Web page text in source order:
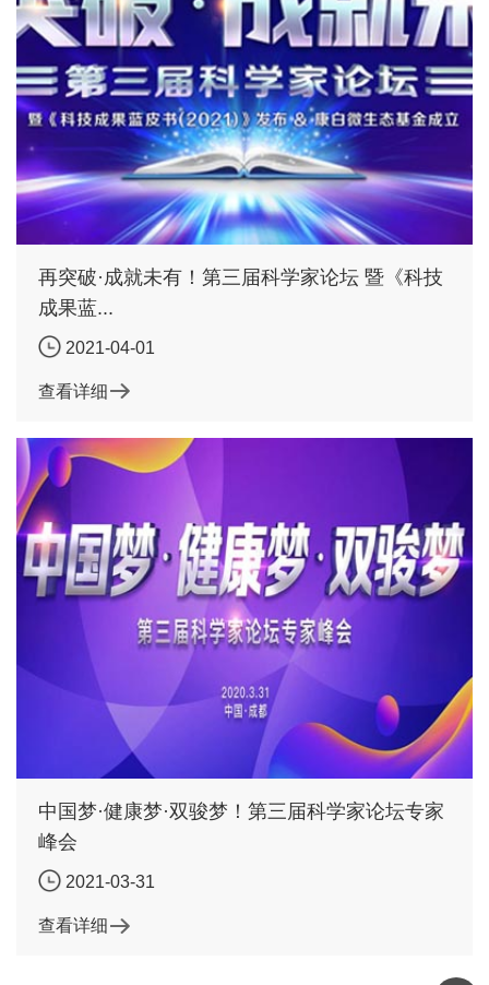
再突破·成就未有！第三届科学家论坛 暨《科技
成果蓝...
2021-04-01
查看详细
中国梦·健康梦·双骏梦！第三届科学家论坛专家
峰会
2021-03-31
查看详细